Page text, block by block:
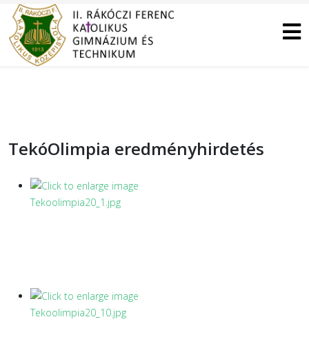
TekóOlimpia eredményhirdetés